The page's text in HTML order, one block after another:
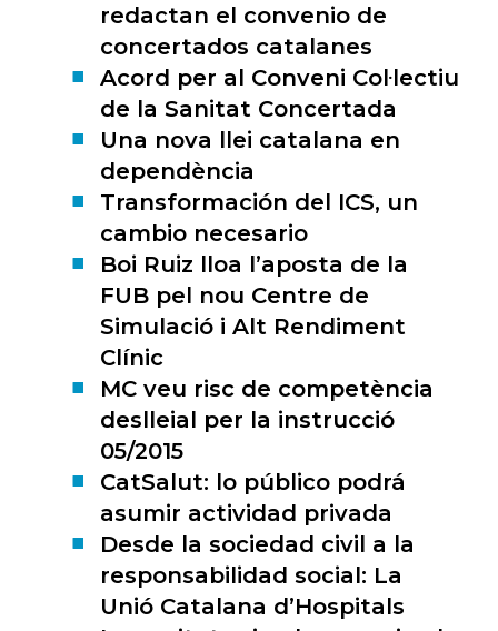
redactan el convenio de
concertados catalanes
Acord per al Conveni Col·lectiu
de la Sanitat Concertada
Una nova llei catalana en
dependència
Transformación del ICS, un
cambio necesario
Boi Ruiz lloa l’aposta de la
FUB pel nou Centre de
Simulació i Alt Rendiment
Clínic
MC veu risc de competència
deslleial per la instrucció
05/2015
CatSalut: lo público podrá
asumir actividad privada
Desde la sociedad civil a la
responsabilidad social: La
Unió Catalana d’Hospitals